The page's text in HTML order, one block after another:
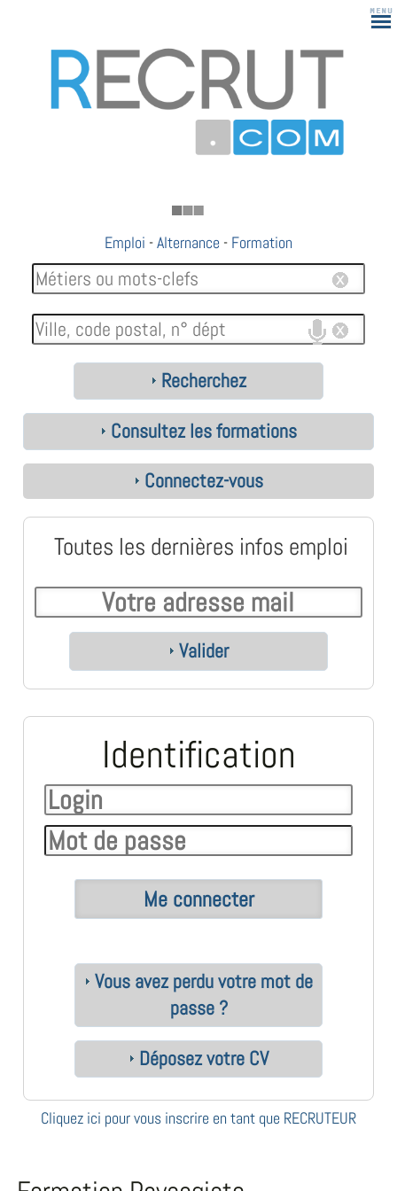
Emploi -Alternance - Formation
Recherchez
Consultez les formations
Connectez-vous
Toutes les dernières infos emploi
Valider
Identification
Vous avez perdu votre mot de
passe ?
Déposez votre CV
Cliquez ici pour vous inscrire en tant que RECRUTEUR